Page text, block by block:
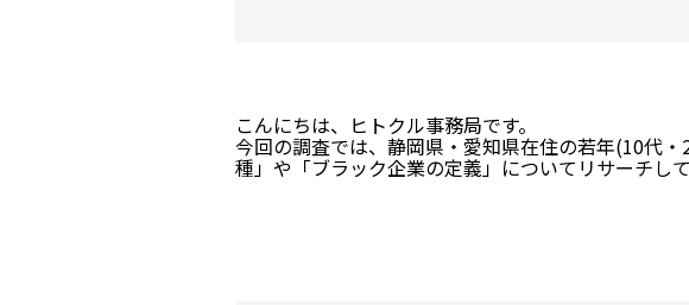
こんにちは、ヒトクル事務局です。
今回の調査では、静岡県・愛知県在住の若年(10代
種」や「ブラック企業の定義」についてリサーチして